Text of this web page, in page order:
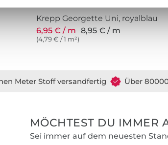
Krepp Georgette Uni, royalblau
6,95 € / m 8,95 € / m
(4,79 € / 1 m²)
Meter Stoff versandfertig Über
MÖCHTEST DU IMMER
Sei immer auf dem neuesten